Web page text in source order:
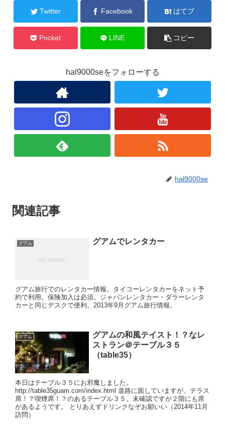
Twitter Facebook はてブ
Pocket LINE コピー
hal9000seをフォローする
hal9000se
関連記事
グアム グアムでレンタカー
グアム旅行でのレンタカー情報。タイコーレンタカーをネット予
約で利用。保険加入は必須。ジャパンレンタカー・ダラーレンタ
カーと同じデスクで便利。2013年9月グアム旅行情報。
グアム
グアムの和風テイスト！？なレ
ストラン＠テーブル３５
（table35）
本日はテーブル３５にお邪魔しました。
http://table35guam.com/index.html 道路に面していますが、テラス
席！？喫煙席！？のあるテーブル３５。未確認ですが２階にも席
があるようです。 とりあえずドリンクなぞお願いい（2014年11月
訪問）